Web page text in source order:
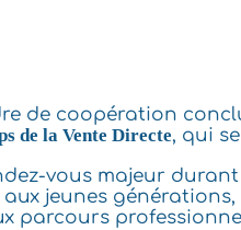
de coopération
de la Vente Directe, qui
vous majeur
jeunes
parcours